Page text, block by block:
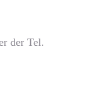
der Tel.